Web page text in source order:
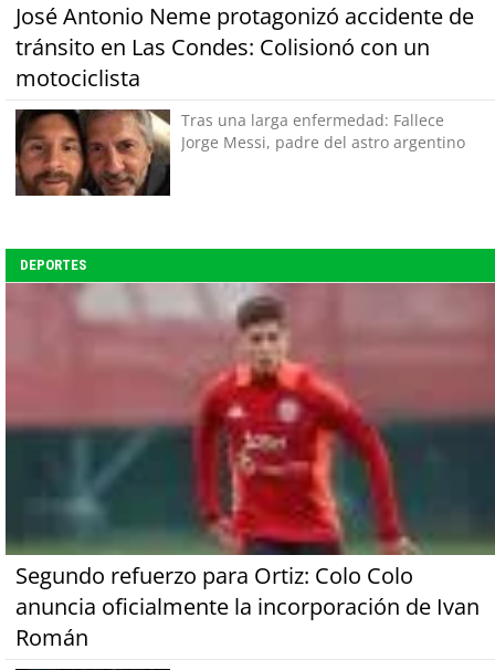
José Antonio Neme protagonizó accidente de
tránsito en Las Condes: Colisionó con un
motociclista
Tras una larga enfermedad: Fallece
Jorge Messi, padre del astro argentino
DEPORTES
Segundo refuerzo para Ortiz: Colo Colo
anuncia oficialmente la incorporación de Ivan
Román